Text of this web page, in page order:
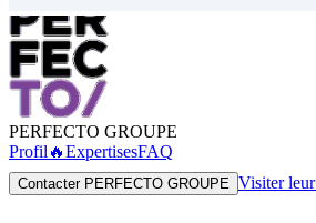
PERFECTO GROUPE
Profil 🔥ExpertisesFAQ
Contacter PERFECTO GROUPE Visiter